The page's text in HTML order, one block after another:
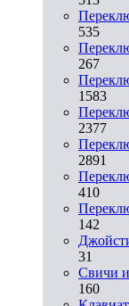
535
267
1583
2377
2891
410
142
31
Свичи
160